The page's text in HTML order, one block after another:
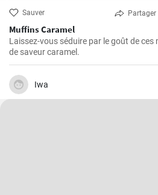
Sauver Partager
Muffins Caramel
Laissez-vous séduire par le goût de
de saveur caramel.
Iwa